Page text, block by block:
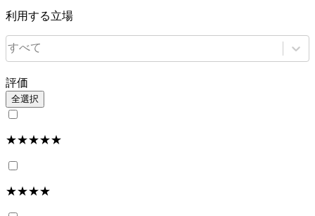
利用する立場
すべて
評価
全選択
★★★★★
★★★★